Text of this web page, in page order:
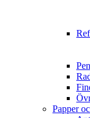
Papper